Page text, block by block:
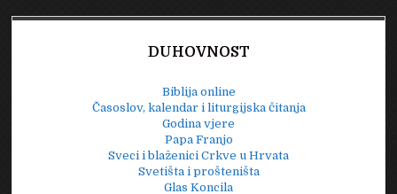
DUHOVNOST
Biblija online
Časoslov, kalendar i liturgijska čitanja
Godina vjere
Papa Franjo
Sveci i blaženici Crkve u Hrvata
Svetišta i prošteništa
Glas Koncila